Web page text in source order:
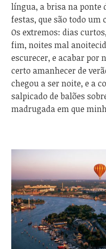
língua, a brisa na ponte
festas, que são todo
Os extremos: dias
fim, noites mal
escurecer, e acabar por
certo amanhecer de
chegou a ser noite, e a
salpicado de balões
madrugada em que